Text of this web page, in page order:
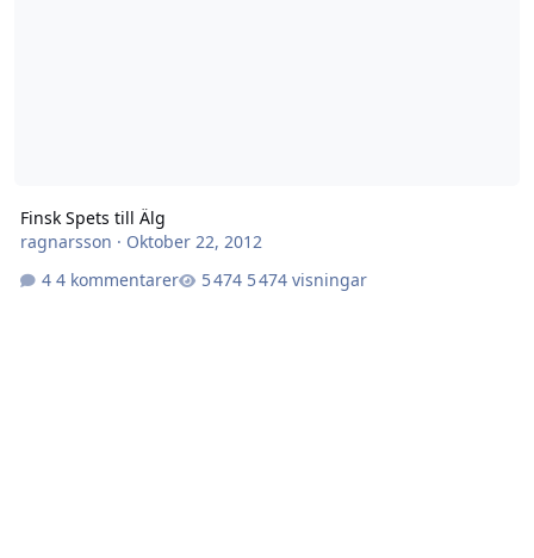
Finsk Spets till Älg
ragnarsson · Oktober 22, 2012
4 kommentarer
5 474 visningar